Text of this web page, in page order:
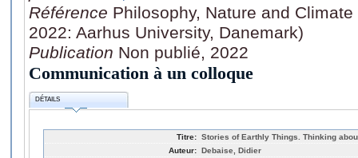
Référence Philosophy, Nature and
2022: Aarhus University, Danemark)
Publication Non publié, 2022
Communication à un colloque
DÉTAILS
Titre: Stories of Earthly Things. Thinking
Auteur: Debaise, Didier